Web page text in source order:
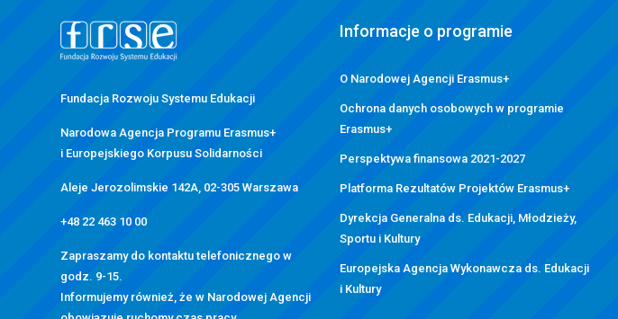
Fundacja Rozwoju Systemu Edukacji
Narodowa Agencja Programu Erasmus+
i Europejskiego Korpusu Solidarności
Aleje Jerozolimskie 142A, 02-305 Warszawa
+48 22 463 10 00
Zapraszamy do kontaktu telefonicznego w
godz. 9-15.
Informujemy również, że w Narodowej Agencji
Informacje o programie
O Narodowej Agencji Erasmus+
Ochrona danych osobowych w programie
Erasmus+
Perspektywa finansowa 2021-2027
Platforma Rezultatów Projektów Erasmus+
Dyrekcja Generalna ds. Edukacji, Młodzieży,
Sportu i Kultury
Europejska Agencja Wykonawcza ds. Edukacji
i Kultury